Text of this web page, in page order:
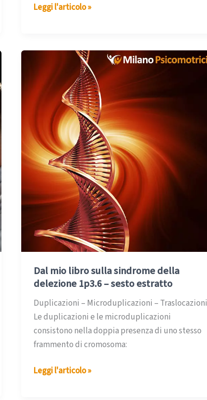
Dal
sulla
della
delezione
1p3.6
nono
estratto
Leggi l'articolo »
Dal mio libro sulla sindrome della
delezione 1p3.6 – sesto estratto
Duplicazioni – Microduplicazioni – Traslocazioni
Le duplicazioni e le microduplicazioni
consistono nella doppia presenza di uno stesso
frammento di cromosoma:
Dal
Leggi l'articolo »